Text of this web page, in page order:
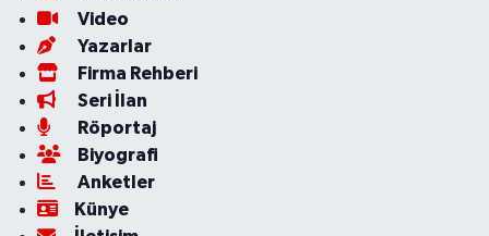
Video
Yazarlar
Firma Rehberi
Seri İlan
Röportaj
Biyografi
Anketler
Künye